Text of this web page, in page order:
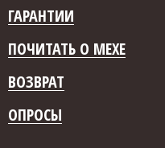
ГАРАНТИИ
ПОЧИТАТЬ О МЕХЕ
ВОЗВРАТ
ОПРОСЫ